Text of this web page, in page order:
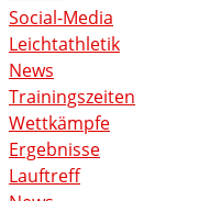
Social-Media
Leichtathletik
News
Trainingszeiten
Wettkämpfe
Ergebnisse
Lauftreff